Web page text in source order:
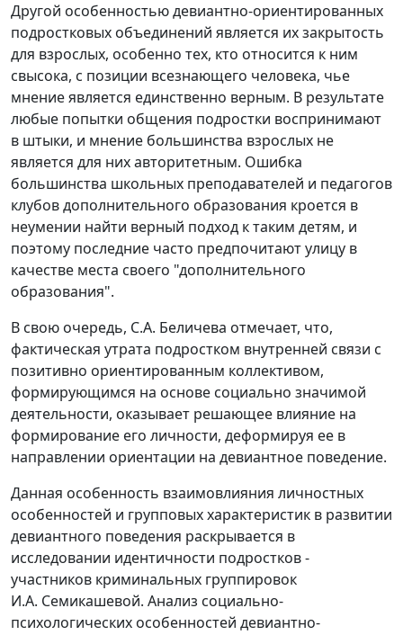
Другой особенностью девиантно-ориентированных
подростковых объединений является их закрытость
для взрослых, особенно тех, кто относится к ним
свысока, с позиции всезнающего человека, чье
мнение является единственно верным. В результате
любые попытки общения подростки воспринимают
в штыки, и мнение большинства взрослых не
является для них авторитетным. Ошибка
большинства школьных преподавателей и педагогов
клубов дополнительного образования кроется в
неумении найти верный подход к таким детям, и
поэтому последние часто предпочитают улицу в
качестве места своего "дополнительного
образования".
В свою очередь, С.А. Беличева отмечает, что,
фактическая утрата подростком внутренней связи с
позитивно ориентированным коллективом,
формирующимся на основе социально значимой
деятельности, оказывает решающее влияние на
формирование его личности, деформируя ее в
направлении ориентации на девиантное поведение.
Данная особенность взаимовлияния личностных
особенностей и групповых характеристик в развитии
девиантного поведения раскрывается в
исследовании идентичности подростков -
участников криминальных группировок
И.А. Семикашевой. Анализ социально-
психологических особенностей девиантно-